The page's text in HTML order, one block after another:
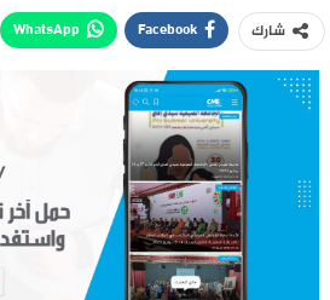
شارك Facebook
WhatsApp